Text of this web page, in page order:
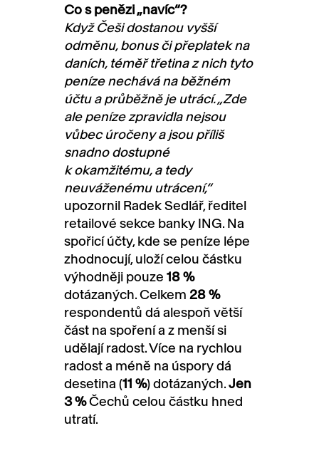
Co s penězi „navíc“?
Když Češi dostanou vyšší
odměnu, bonus či přeplatek na
daních, téměř třetina z nich tyto
peníze nechává na běžném
účtu a průběžně je utrácí. „Zde
ale peníze zpravidla nejsou
vůbec úročeny a jsou příliš
snadno dostupné
k okamžitému, a tedy
neuváženému utrácení,“
upozornil Radek Sedlář, ředitel
retailové sekce banky ING. Na
spořicí účty, kde se peníze lépe
zhodnocují, uloží celou částku
výhodněji pouze 18 %
dotázaných. Celkem 28 %
respondentů dá alespoň větší
část na spoření a z menší si
udělají radost. Více na rychlou
radost a méně na úspory dá
desetina (11 %) dotázaných.Jen
3 %Čechů celou částku hned
utratí.